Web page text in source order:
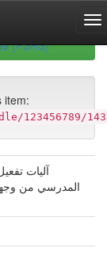
(FSHS)
item:
123456789/
آليات
المدرسي من